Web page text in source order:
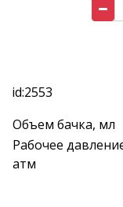
id:2553
Объем бачка, мл
Рабочее
атм